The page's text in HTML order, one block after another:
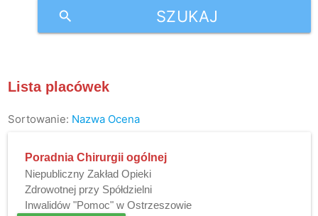
SZUKAJ
search
Lista placówek
Sortowanie: Nazwa Ocena
Poradnia Chirurgii ogólnej
Niepubliczny Zakład Opieki
Zdrowotnej przy Spółdzielni
Inwalidów "Pomoc" w Ostrzeszowie